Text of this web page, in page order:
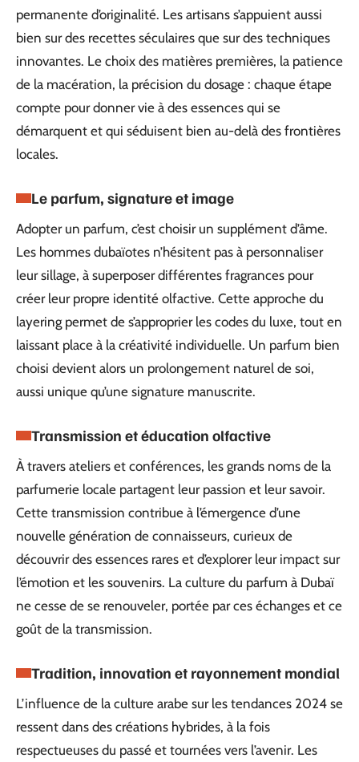
permanente d’originalité. Les artisans s’appuient aussi
bien sur des recettes séculaires que sur des techniques
innovantes. Le choix des matières premières, la patience
de la macération, la précision du dosage : chaque étape
compte pour donner vie à des essences qui se
démarquent et qui séduisent bien au-delà des frontières
locales.
Le parfum, signature et image
Adopter un parfum, c’est choisir un supplément d’âme.
Les hommes dubaïotes n’hésitent pas à personnaliser
leur sillage, à superposer différentes fragrances pour
créer leur propre identité olfactive. Cette approche du
layering permet de s’approprier les codes du luxe, tout en
laissant place à la créativité individuelle. Un parfum bien
choisi devient alors un prolongement naturel de soi,
aussi unique qu’une signature manuscrite.
Transmission et éducation olfactive
À travers ateliers et conférences, les grands noms de la
parfumerie locale partagent leur passion et leur savoir.
Cette transmission contribue à l’émergence d’une
nouvelle génération de connaisseurs, curieux de
découvrir des essences rares et d’explorer leur impact sur
l’émotion et les souvenirs. La culture du parfum à Dubaï
ne cesse de se renouveler, portée par ces échanges et ce
goût de la transmission.
Tradition, innovation et rayonnement mondial
L’influence de la culture arabe sur les tendances 2024 se
ressent dans des créations hybrides, à la fois
respectueuses du passé et tournées vers l’avenir. Les